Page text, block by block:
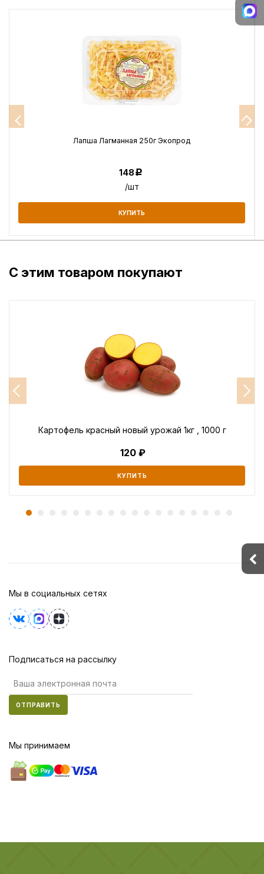
Лапша Лагманная 250г Экопрод
148Р
/шт
КУПИТЬ
С этим товаром покупают
Картофель красный новый урожай 1кг , 1000 г
120
КУПИТЬ
Мы в социальных сетях
Подписаться на рассылку
ОТПРАВИТЬ
Мы принимаем